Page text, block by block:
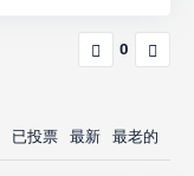
0
已投票 最新 最老的